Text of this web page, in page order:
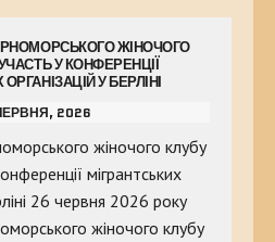
ЖІНОЧОГО
У КОНФЕРЕНЦІЇ
У БЕРЛІНІ
2026
жіночого клубу
мігрантських
26 червня 2026 року
жіночого клубу